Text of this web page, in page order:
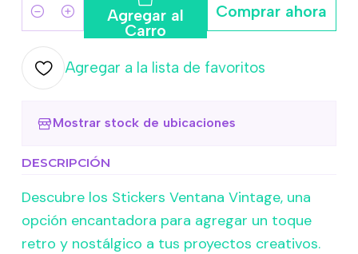
Cantidad Agregar al
Carro
Comprar ahora
Agregar a la lista de favoritos
Mostrar stock de ubicaciones
DESCRIPCIÓN
Descubre los Stickers Ventana Vintage, una
opción encantadora para agregar un toque
retro y nostálgico a tus proyectos creativos.